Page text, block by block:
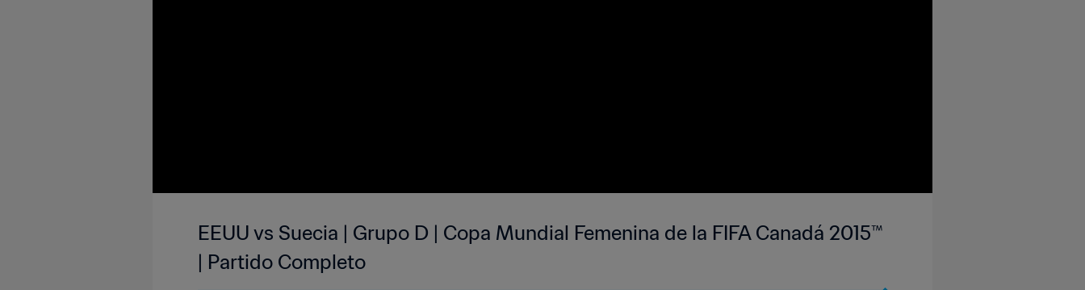
EEUU vs Suecia | Grupo D | Copa Mundial Femenina de la FIFA Canadá 2015™
| Partido Completo